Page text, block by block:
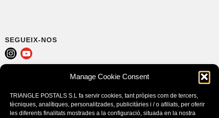
Manage Cookie Consent
TRIANGLE POSTALS S.L fa servir cookies, tant pròpies com de tercers,
tècniques, analítiques, personalitzades, publicitàries i / o afiliats, per oferir
les diferents finalitats mostrades a la configuració, situada en la nostra
SEGUEIX-NOS
POLÍTICA DE COOKIES (EU)
CONDICIONS DE COMPRA